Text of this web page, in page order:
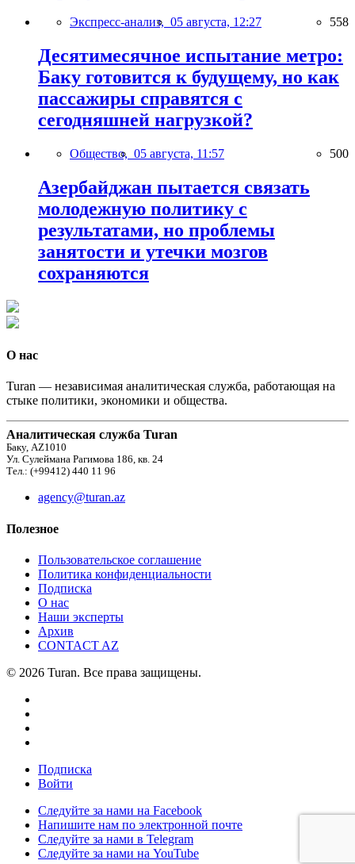
Экспресс-анализ, 05 августа, 12:27 558
Десятимесячное испытание метро:
Баку готовится к будущему, но как
пассажиры справятся с
сегодняшней нагрузкой?
Общество, 05 августа, 11:57 500
Азербайджан пытается связать
молодежную политику с
результатами, но проблемы
занятости и утечки мозгов
сохраняются
О нас
Turan — независимая аналитическая служба, работающая на
стыке политики, экономики и общества.
Аналитическая служба Turan
Баку, AZ1010
Ул. Сулеймана Рагимова 186, кв. 24
Тел.: (+99412) 440 11 96
agency@turan.az
Полезное
Пользовательское соглашение
Политика конфиденциальности
Подписка
О нас
Наши эксперты
Архив
CONTACT AZ
© 2026 Turan. Все права защищены.
Подписка
Войти
Следуйте за нами на Facebook
Напишите нам по электронной почте
Следуйте за нами в Telegram
Следуйте за нами на YouTube